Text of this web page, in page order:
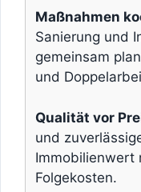
Maßnahmen
Sanierung und
gemeinsam
und
Qualität vor
und
Immobilienwert
Folgekosten.